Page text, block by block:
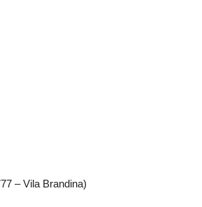
– Vila Brandina)